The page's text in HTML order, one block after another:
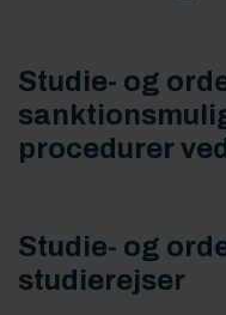
Studie- og
procedurer
Studie- og
studierejser